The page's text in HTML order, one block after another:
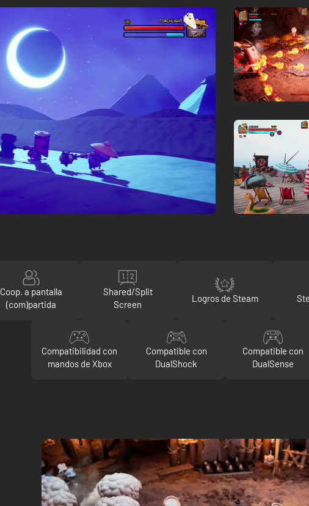
Coop. a pantalla
(com)partida
Shared/Split
Screen
Logros de Steam
Compatibilidad con
mandos de Xbox
Compatible con
DualShock
Compatible con
DualSense